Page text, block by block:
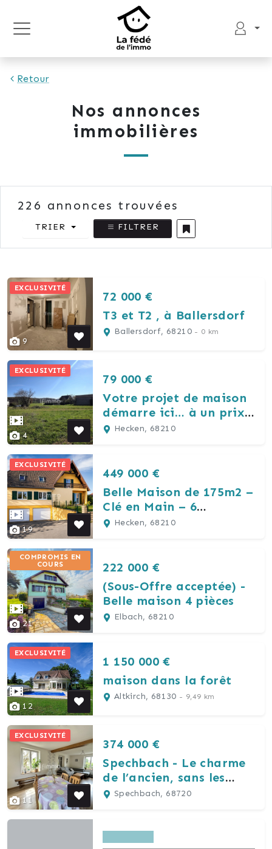
Retour
Nos annonces
immobilières
226 annonces trouvées
TRIER FILTRER
9
EXCLUSIVITÉ
72 000 €
T3 et T2 , à Ballersdorf
Ballersdorf, 68210 - 0 km
4
EXCLUSIVITÉ
79 000 €
Votre projet de maison
démarre ici… à un prix
attractif !
Hecken, 68210
19
EXCLUSIVITÉ
449 000 €
Belle Maison de 175m2 –
Clé en Main – 6
Chambres
Hecken, 68210
21
COMPROMIS EN
COURS
222 000 €
(Sous-Offre acceptée) -
Belle maison 4 pièces
Elbach, 68210
12
EXCLUSIVITÉ
1 150 000 €
maison dans la forêt
Altkirch, 68130 - 9,49 km
11
EXCLUSIVITÉ
374 000 €
Spechbach - Le charme
de l’ancien, sans les
travaux
Spechbach, 68720